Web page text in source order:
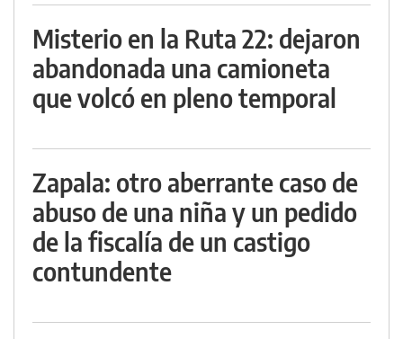
Misterio en la Ruta 22: dejaron
abandonada una camioneta
que volcó en pleno temporal
Zapala: otro aberrante caso de
abuso de una niña y un pedido
de la fiscalía de un castigo
contundente